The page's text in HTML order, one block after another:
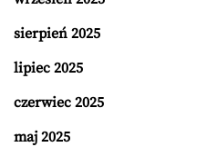
sierpień 2025
lipiec 2025
czerwiec 2025
maj 2025